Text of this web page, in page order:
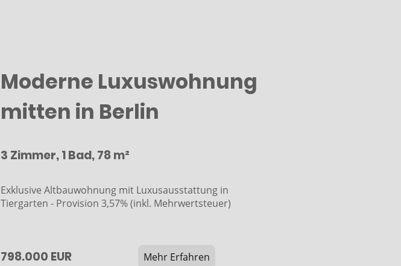
Moderne Luxuswohnung
mitten in Berlin
3 Zimmer, 1 Bad, 78 m²
Exklusive Altbauwohnung mit Luxusausstattung in
Tiergarten - Provision 3,57% (inkl. Mehrwertsteuer)
798.000 EUR Mehr Erfahren